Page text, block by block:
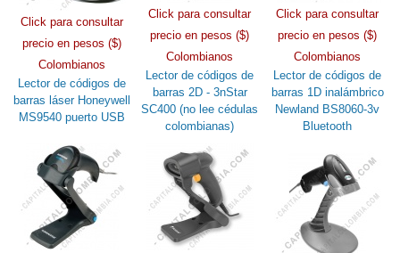
Click para consultar
precio en pesos ($)
Colombianos
Lector de códigos de
barras láser Honeywell
MS9540 puerto USB
Click para consultar
precio en pesos ($)
Colombianos
Lector de códigos de
barras 2D - 3nStar
SC400 (no lee cédulas
colombianas)
Click para consultar
precio en pesos ($)
Colombianos
Lector de códigos de
barras 1D inalámbrico
Newland BS8060-3v
Bluetooth